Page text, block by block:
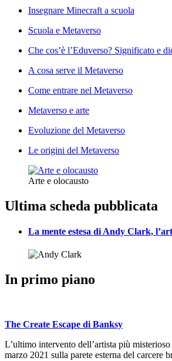
Insegnare Minecraft a scuola
Scuola e Metaverso
Che cos’è l’Eduverso? Significato e
A cosa serve il Metaverso
Come entrare nel Metaverso
Metaverso e arte
Evoluzione del Metaverso
Le origini del Metaverso
Arte e olocausto
Ultima scheda pubblicata
La mente estesa di Andy Clark,
In primo piano
The Create Escape di Banksy
L’ultimo intervento dell’artista più
marzo 2021 sulla parete esterna del carcere